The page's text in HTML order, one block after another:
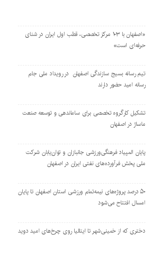
«اصفهان با ۱۰۳ مرکز تخصصی، قطب اول ایران در شنای
حرفه‌ای است»
تیم رسانه بسیج سازندگی اصفهان در رویداد ملی جام
رسانه امید حضور دارند
تشکیل کارگروه تخصصی برای ساماندهی و توسعه صنعت
ماساژ در اصفهان
پایان المپیاد فرهنگی‌ورزشی جانبازان و توان‌یابان شرکت
ملی پخش فرآورده‌های نفتی ایران در اصفهان
۵۰ درصد پروژه‌های نیمه‌تمام ورزشی استان اصفهان تا پایان
امسال افتتاح می‌شود
دختری که از خمینی‌شهر تا ایتالیا روی چرخ‌های امید دوید